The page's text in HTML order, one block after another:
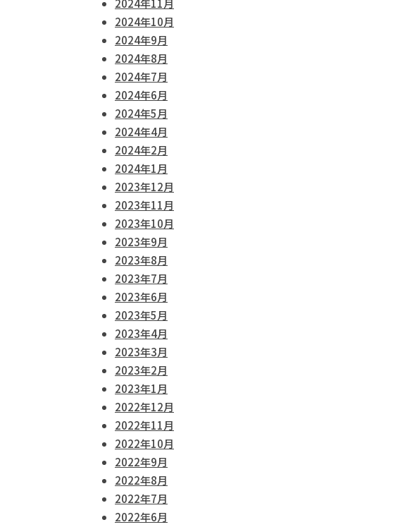
2024年11月
2024年10月
2024年9月
2024年8月
2024年7月
2024年6月
2024年5月
2024年4月
2024年2月
2024年1月
2023年12月
2023年11月
2023年10月
2023年9月
2023年8月
2023年7月
2023年6月
2023年5月
2023年4月
2023年3月
2023年2月
2023年1月
2022年12月
2022年11月
2022年10月
2022年9月
2022年8月
2022年7月
2022年6月